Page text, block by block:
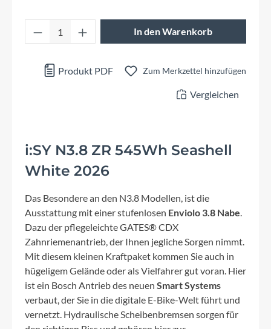
Produkt Anzahl: Gib den gewünschten
In den Warenkorb
Produkt PDF Zum Merkzettel hinzufügen
Vergleichen
i:SY N3.8 ZR 545Wh Seashell
White 2026
Das Besondere an den N3.8 Modellen, ist die
Ausstattung mit einer stufenlosen Enviolo 3.8 Nabe.
Dazu der pflegeleichte GATES® CDX
Zahnriemenantrieb, der Ihnen jegliche Sorgen nimmt.
Mit diesem kleinen Kraftpaket kommen Sie auch in
hügeligem Gelände oder als Vielfahrer gut voran. Hier
ist ein Bosch Antrieb des neuen Smart Systems
verbaut, der Sie in die digitale E-Bike-Welt führt und
vernetzt. Hydraulische Scheibenbremsen sorgen für